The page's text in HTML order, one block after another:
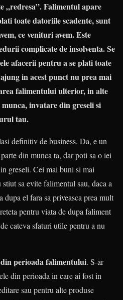
„redresa”. Falimentul apare
toate datoriile scadente, sunt
ce venituri avem. Este
complicate de insolventa. Se
afacerii pentru a se plati toate
in acest punct nu prea mai
falimentului ulterior, in alte
invatare din greseli si
tau.
definitiv de business. Da, e un
din munca ta, dar poti sa o iei
greseli. Cei mai buni si mai
sa evite falimentul sau, daca a
dupa el fara sa priveasca prea mult
pentru viata de dupa faliment
cateva sfaturi utile pentru a nu
din perioada falimentului. S-ar
din perioada in care ai fost in
sau pentru alte produse